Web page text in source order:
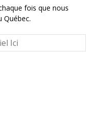
fois que nous
Québec.